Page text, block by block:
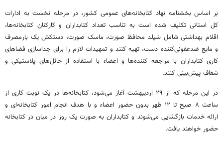
بر اساس بخشنامه‌ نهاد کتابخانه‌های عمومی کشور، در مرحله نخست به ادارات
کل استانی تکلیف شده است به تناسب تعداد کتابداران و کارکنان کتابخانه‌ها،
اقلام بهداشتی شامل شیلد محافظ صورت، ماسک صورت، دستکش یک بارمصرف
و مایع ضدعفونی‌کننده دست، تهیه کنند و تمهیدات لازم را برای جداسازی فضاهای
کاری کتابداران با مراجعه کننده‌ها و اعضاء با استفاده از حائل‌های پلاستیکی و
شفاف پیش‌بینی کنند.
در این مرحله که از ۲۹ اردیبهشت آغاز می‌شود، کتابخانه‌ها در یک نوبت کاری از
ساعت ۸ صبح تا ۱۲ ظهر بدون حضور اعضاء و با هدف انجام امور کتابخانه‌ای و
ارائه خدمات بازگشایی می‌شوند و کتابداران به صورت یک روز در میان در کتابخانه
حضور خواهند یافت.